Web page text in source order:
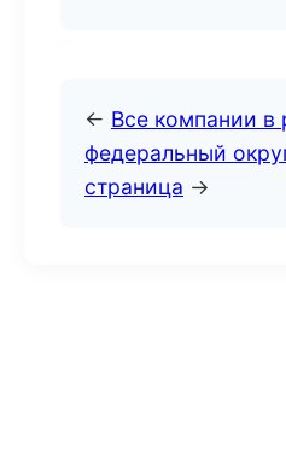
← Все компании
федеральный
страница →